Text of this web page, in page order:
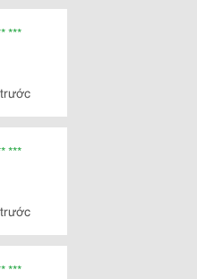
***
***
***